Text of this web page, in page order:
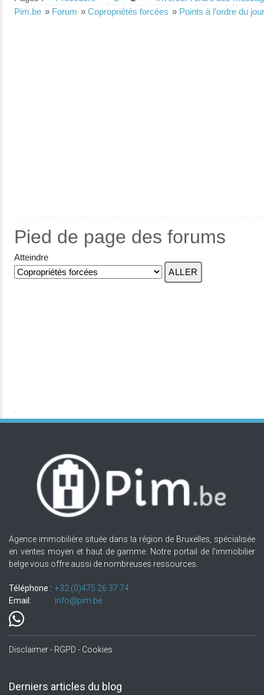
Pim.be » Forum » Copropriétés forcées » Points à l’ordre du
Pied de page des forums
Atteindre
Agence immobilière située dans la région de Bruxelles, spécialisée
en ventes moyen et haut de gamme. Notre portail de l'immobilier
belge vous offre aussi de nombreuses ressources.
Téléphone : +32.(0)475 26 37 74
Email:
info@pim.be
Disclaimer - RGPD - Cookies
Derniers articles du blog